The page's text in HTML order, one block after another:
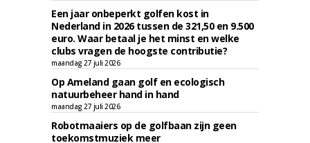
Een jaar onbeperkt golfen kost in
Nederland in 2026 tussen de 321,50 en 9.500
euro. Waar betaal je het minst en welke
clubs vragen de hoogste contributie?
maandag 27 juli 2026
Op Ameland gaan golf en ecologisch
natuurbeheer hand in hand
maandag 27 juli 2026
Robotmaaiers op de golfbaan zijn geen
toekomstmuziek meer